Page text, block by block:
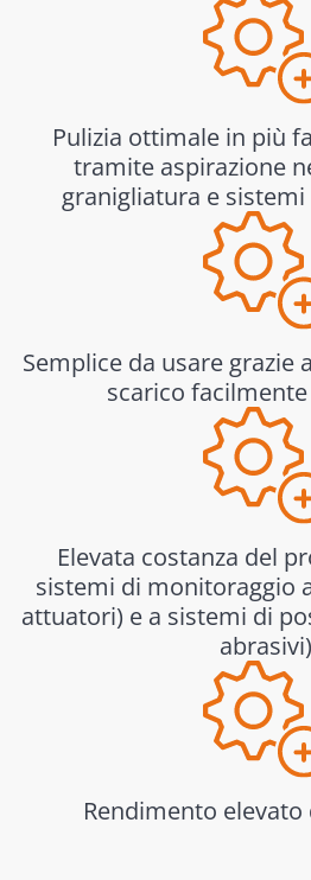
Pulizia ottimale in più
tramite aspirazione
granigliatura e
Semplice da usare grazie
scarico
Elevata costanza del
sistemi di monitoraggio
attuatori) e a sistemi di
abrasivi)
Rendimento elevato